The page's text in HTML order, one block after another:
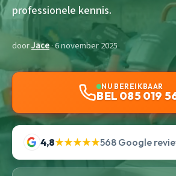
professionele kennis.
doorJace· 6 november 2025
NU BEREIKBAAR
BEL 085 019
4,8★★★★★568 Google